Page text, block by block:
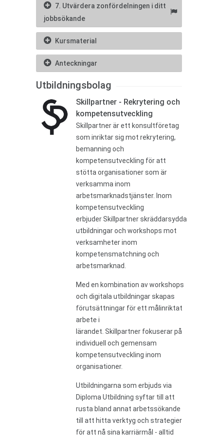
7. Utvärdera zonfördelningen i ditt
jobbsökande
Kursmaterial
Anteckningar
Utbildningsbolag
Skillpartner - Rekrytering och
kompetensutveckling
Skillpartner är ett konsultföretag
som inriktar sig mot rekrytering,
bemanning och
kompetensutveckling för att
stötta organisationer som är
verksamma inom
arbetsmarknadstjänster. Inom
kompetensutveckling
erbjuder Skillpartner skräddarsydda
utbildningar och workshops mot
verksamheter inom
kompetensmatchning och
arbetsmarknad.
Med en kombination av workshops
och digitala utbildningar skapas
förutsättningar för ett målinriktat
arbete i
lärandet. Skillpartner fokuserar på
individuell och gemensam
kompetensutveckling inom
organisationer.
Utbildningarna som erbjuds via
Diploma Utbildning syftar till att
rusta bland annat arbetssökande
till att hitta verktyg och strategier
för att nå sina karriärmål - alltid